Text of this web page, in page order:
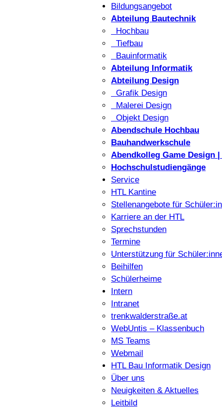
Bildungsangebot
Abteilung Bautechnik
Hochbau
Tiefbau
Bauinformatik
Abteilung Informatik
Abteilung Design
Grafik Design
Malerei Design
Objekt Design
Abendschule Hochbau
Bauhandwerkschule
Abendkolleg Game Design
Hochschulstudiengänge
Service
HTL Kantine
Stellenangebote für
Karriere an der HTL
Sprechstunden
Termine
Unterstützung für
Beihilfen
Schülerheime
Intern
Intranet
trenkwalderstraße.at
WebUntis – Klassenbuch
MS Teams
Webmail
HTL Bau Informatik Design
Über uns
Neuigkeiten & Aktuelles
Leitbild